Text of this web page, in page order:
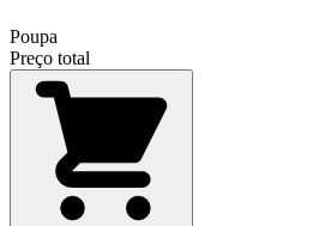
Poupa
Preço total